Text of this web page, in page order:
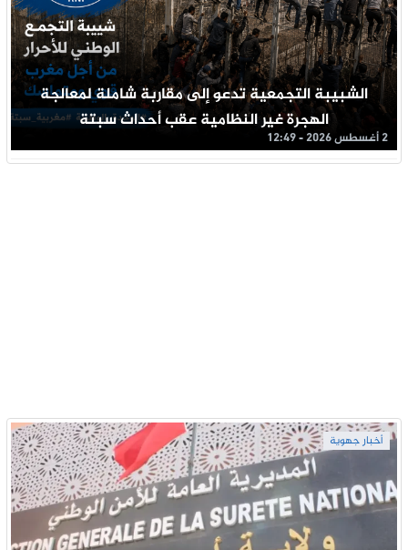
الشبيبة التجمعية تدعو إلى مقاربة شاملة لمعالجة
الهجرة غير النظامية عقب أحداث سبتة
2 أغسطس 2026 - 12:49
أخبار جهوية